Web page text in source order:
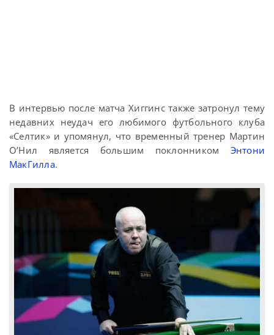
В интервью после матча Хиггинс также затронул тему
недавних неудач его любимого футбольного клуба
«Селтик» и упомянул, что временный тренер Мартин
О’Нил является большим поклонником Энтони
МакГилла.